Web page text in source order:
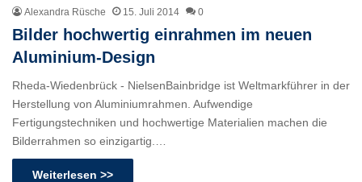
Alexandra Rüsche 15. Juli 2014 0
Bilder hochwertig einrahmen im neuen
Aluminium-Design
Rheda-Wiedenbrück - NielsenBainbridge ist Weltmarkführer in der
Herstellung von Aluminiumrahmen. Aufwendige
Fertigungstechniken und hochwertige Materialien machen die
Bilderrahmen so einzigartig.…
Weiterlesen >>